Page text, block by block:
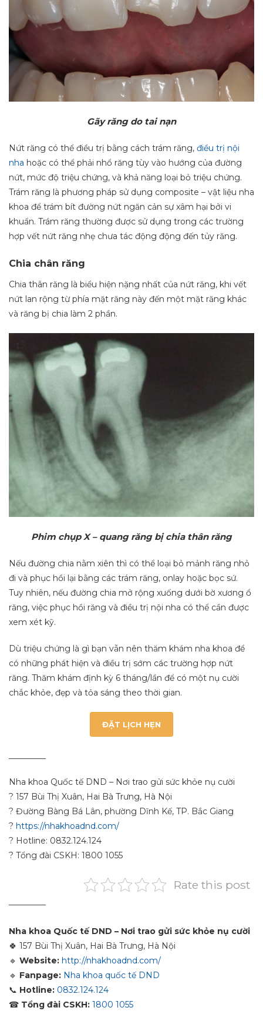
Gãy răng do tai nạn
Nứt răng có thể điều trị bằng cách trám răng, điều trị nội
nha hoặc có thể phải nhổ răng tùy vào hướng của đường
nứt, mức độ triệu chứng, và khả năng loại bỏ triệu chứng.
Trám răng là phương pháp sử dụng composite – vật liệu nha
khoa để trám bít đường nứt ngăn cản sự xâm hại bởi vi
khuẩn. Trám răng thường được sử dụng trong các trường
hợp vết nứt răng nhẹ chưa tác động động đến tủy răng.
Chia chân răng
Chia thân răng là biểu hiện nặng nhất của nứt răng, khi vết
nứt lan rộng từ phía mặt răng này đến một mặt răng khác
và răng bị chia làm 2 phần.
Phim chụp X – quang răng bị chia thân răng
Nếu đường chia nằm xiên thì có thể loại bỏ mảnh răng nhỏ
đi và phục hồi lại bằng các trám răng, onlay hoặc bọc sứ.
Tuy nhiên, nếu đường chia mở rộng xuống dưới bờ xương ổ
răng, việc phục hồi răng và điều trị nội nha có thể cần được
xem xét kỹ.
Dù triệu chứng là gì bạn vẫn nên thăm khám nha khoa để
có những phát hiện và điều trị sớm các trường hợp nứt
răng. Thăm khám định kỳ 6 tháng/lần để có một nụ cười
chắc khỏe, đẹp và tỏa sáng theo thời gian.
ĐẶT LỊCH HẸN
Nha khoa Quốc tế DND – Nơi trao gửi sức khỏe nụ cười
? 157 Bùi Thị Xuân, Hai Bà Trưng, Hà Nội
? Đường Bàng Bá Lân, phường Dĩnh Kế, TP. Bắc Giang
? https://nhakhoadnd.com/
? Hotline: 0832.124.124
? Tổng đài CSKH: 1800 1055
Rate this post
Nha khoa Quốc tế DND – Nơi trao gửi sức khỏe nụ cười
🍀 157 Bùi Thị Xuân, Hai Bà Trưng, Hà Nội
🔹 Website: http://nhakhoadnd.com/
🔹 Fanpage: Nha khoa quốc tế DND
📞 Hotline: 0832.124.124
☎ Tổng đài CSKH: 1800 1055